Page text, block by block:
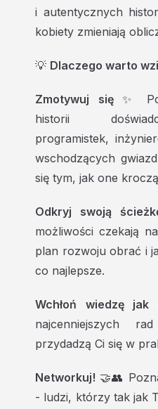
i autentycznych
kobiety zmieniają
💡 Dlaczego warto
Zmotywuj się✨
historii
programistek,
wschodzących
się tym, jak one
Odkryj swoją
możliwości czekają
plan rozwoju obrać i
co najlepsze.
Wchłoń wiedzę jak
najcenniejszych
przydadzą Ci się w
Networkuj! 🤝👥
- ludzi, którzy tak jak